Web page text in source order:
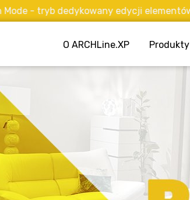
dedykowany edycji elementów 3D.
O ARCHLine.XP Produkty